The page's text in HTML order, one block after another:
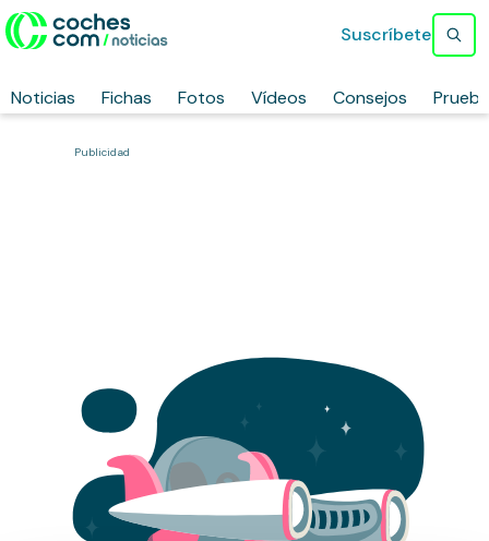
Noticias Fichas Fotos Vídeos Consejos
Suscríbete
Publicidad